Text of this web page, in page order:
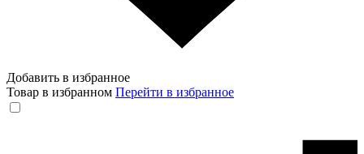
Добавить в избранное
Товар в избранном Перейти в избранное